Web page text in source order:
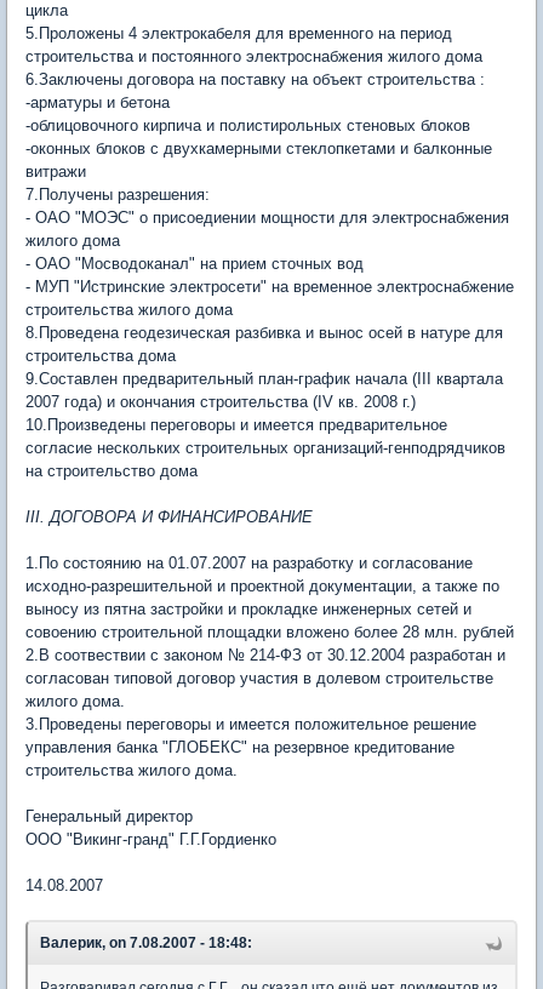
цикла
5.Проложены 4 электрокабеля для временного на период
строительства и постоянного электроснабжения жилого дома
6.Заключены договора на поставку на объект строительства :
-арматуры и бетона
-облицовочного кирпича и полистирольных стеновых блоков
-оконных блоков с двухкамерными стеклопкетами и балконные
витражи
7.Получены разрешения:
- ОАО "МОЭС" о присоедиении мощности для электроснабжения
жилого дома
- ОАО "Мосводоканал" на прием сточных вод
- МУП "Истринские электросети" на временное электроснабжение
строительства жилого дома
8.Проведена геодезическая разбивка и вынос осей в натуре для
строительства дома
9.Составлен предварительный план-график начала (III квартала
2007 года) и окончания строительства (IV кв. 2008 г.)
10.Произведены переговоры и имеется предварительное
согласие нескольких строительных организаций-генподрядчиков
на строительство дома
III. ДОГОВОРА И ФИНАНСИРОВАНИЕ
1.По состоянию на 01.07.2007 на разработку и согласование
исходно-разрешительной и проектной документации, а также по
выносу из пятна застройки и прокладке инженерных сетей и
совоению строительной площадки вложено более 28 млн. рублей
2.В соотвествии с законом № 214-ФЗ от 30.12.2004 разработан и
согласован типовой договор участия в долевом строительстве
жилого дома.
3.Проведены переговоры и имеется положительное решение
управления банка "ГЛОБЕКС" на резервное кредитование
строительства жилого дома.
Генеральный директор
ООО "Викинг-гранд" Г.Г.Гордиенко
14.08.2007
Валерик, on 7.08.2007 - 18:48: